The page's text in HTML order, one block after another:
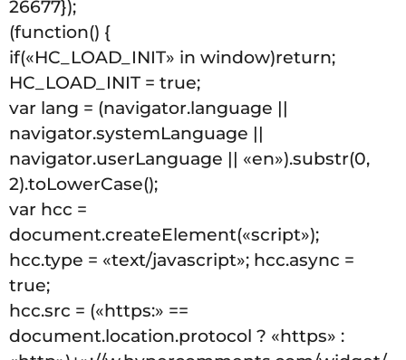
26677});
(function() {
if(«HC_LOAD_INIT» in window)return;
HC_LOAD_INIT = true;
var lang = (navigator.language ||
navigator.systemLanguage ||
navigator.userLanguage || «en»).substr(0,
2).toLowerCase();
var hcc =
document.createElement(«script»);
hcc.type = «text/javascript»; hcc.async =
true;
hcc.src = («https:» ==
document.location.protocol ? «https» :